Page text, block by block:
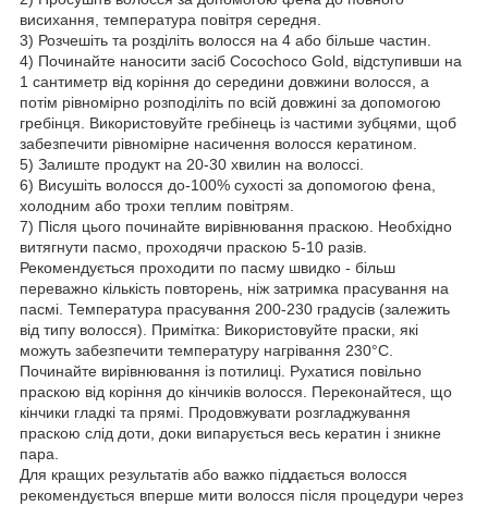
висихання, температура повітря середня.
3) Розчешіть та розділіть волосся на 4 або більше частин.
4) Починайте наносити засіб Cocochoco Gold, відступивши на
1 сантиметр від коріння до середини довжини волосся, а
потім рівномірно розподіліть по всій довжині за допомогою
гребінця. Використовуйте гребінець із частими зубцями, щоб
забезпечити рівномірне насичення волосся кератином.
5) Залиште продукт на 20-30 хвилин на волоссі.
6) Висушіть волосся до-100% сухості за допомогою фена,
холодним або трохи теплим повітрям.
7) Після цього починайте вирівнювання праскою. Необхідно
витягнути пасмо, проходячи праскою 5-10 разів.
Рекомендується проходити по пасму швидко - більш
переважно кількість повторень, ніж затримка прасування на
пасмі. Температура прасування 200-230 градусів (залежить
від типу волосся). Примітка: Використовуйте праски, які
можуть забезпечити температуру нагрівання 230°C.
Починайте вирівнювання із потилиці. Рухатися повільно
праскою від коріння до кінчиків волосся. Переконайтеся, що
кінчики гладкі та прямі. Продовжувати розгладжування
праскою слід доти, доки випарується весь кератин і зникне
пара.
Для кращих результатів або важко піддається волосся
рекомендується вперше мити волосся після процедури через